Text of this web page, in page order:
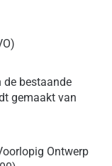
de bestaande
gemaakt van
Ontwerp